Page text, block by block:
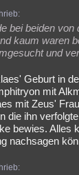
bei beiden von
kaum waren
und
Geburt in
mit
mit Zeus'
die ihn
bewies. Alles
nachsagen